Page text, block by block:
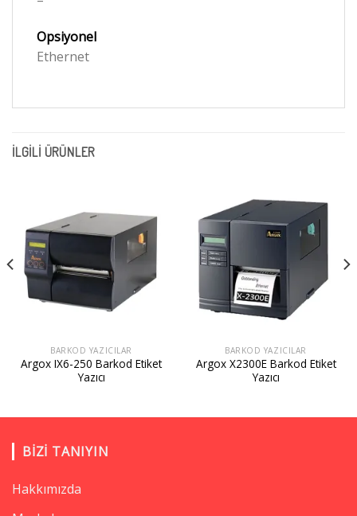
Opsiyonel
Ethernet
İLGILI ÜRÜNLER
BARKOD YAZICILAR
Argox IX6-250 Barkod Etiket
Yazıcı
BARKOD YAZICILAR
Argox X2300E Barkod Etiket
Yazıcı
BIZI TANIYIN
Hakkımızda